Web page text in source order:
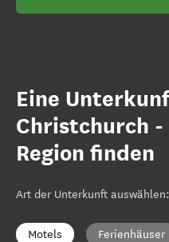
Eine
Christchurch
Region finden
Art der Unterkunft auswählen:
Motels Ferienhäuser